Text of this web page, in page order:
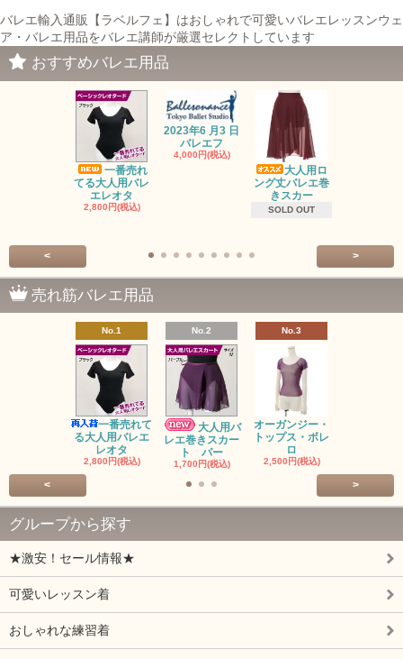
バレエ輸入通販【ラベルフェ】はおしゃれで可愛いバレエレッスンウェ
ア・バレエ用品をバレエ講師が厳選セレクトしています
おすすめバレエ用品
一番売れ
てる大人用バレ
エレオタ
2,800円(税込)
2023年6 月3 日
バレエフ
4,000円(税込)
大人用ロ
ング丈バレエ巻
きスカー
SOLD OUT
< >
売れ筋バレエ用品
No.1
一番売れて
る大人用バレエ
レオタ
2,800円(税込)
No.2
大人用バ
レエ巻きスカー
ト パー
1,700円(税込)
No.3
オーガンジー・
トップス・ボレ
ロ
2,500円(税込)
< >
グループから探す
★激安！セール情報★
可愛いレッスン着
おしゃれな練習着